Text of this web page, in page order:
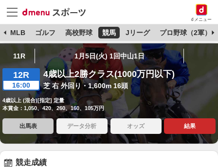
dメニュー
MLB ゴルフ 高校野球 競馬 Jリーグ プロ野球（2軍）
11R 1月5日(火) 1回中山1日
12R
16:00
4歳以上2勝クラス(1000万円以下)
芝 右 外回り・1,600m 16頭
4歳以上 (混合)[指定] 定量
本賞金：1,050、420、260、160、105万円
出馬表 データ分析 オッズ 結果
競走成績